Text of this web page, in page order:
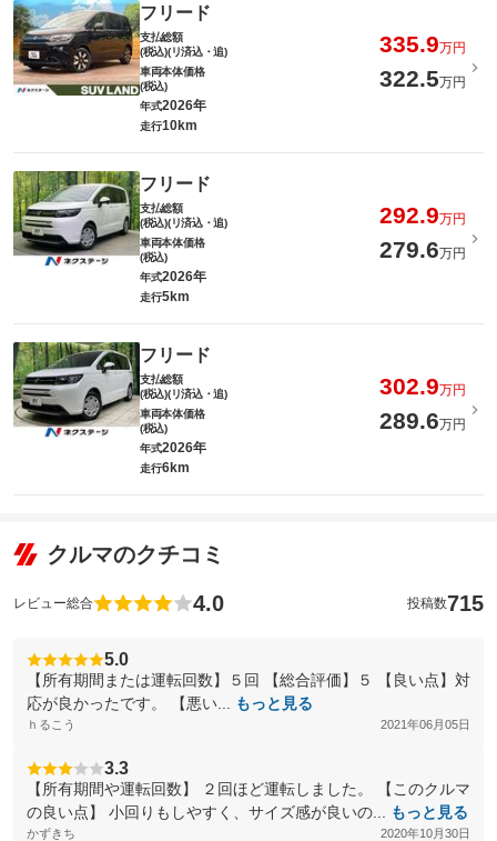
フリード
支払総額
(税込)(リ済込・追)
335.9万円
車両本体価格
(税込)
322.5万円
年式2026年
走行10km
フリード
支払総額
(税込)(リ済込・追)
292.9万円
車両本体価格
(税込)
279.6万円
年式2026年
走行5km
フリード
支払総額
(税込)(リ済込・追)
302.9万円
車両本体価格
(税込)
289.6万円
年式2026年
走行6km
クルマのクチコミ
レビュー総合 4.0 投稿数715
5.0
【所有期間または運転回数】５回 【総合評価】５ 【良い点】対
応が良かったです。 【悪い...
もっと見る
ｈるこう 2021年06月05日
3.3
【所有期間や運転回数】 ２回ほど運転しました。 【このクルマ
の良い点】 小回りもしやすく、サイズ感が良いの...
もっと見る
かずきち 2020年10月30日